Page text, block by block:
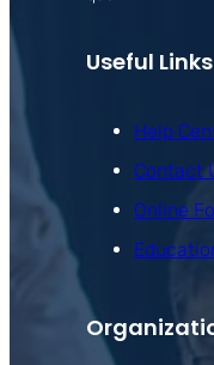
Useful Links
Help
Contact
Online